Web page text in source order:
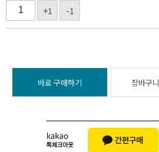
+1
-1
바로 구매하기 장바구니